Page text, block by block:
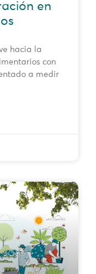
en
hacia la
con
a medir